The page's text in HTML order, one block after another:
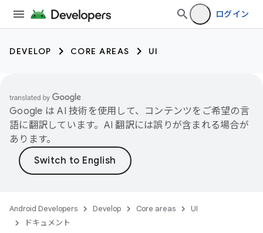
ログイン
DEVELOP CORE AREAS UI
Google は AI 技術を使用して、コンテンツをご希望の言
語に翻訳しています。AI 翻訳には誤りが含まれる場合が
あります。
Android Developers Develop Core areas
UI
ドキュメント